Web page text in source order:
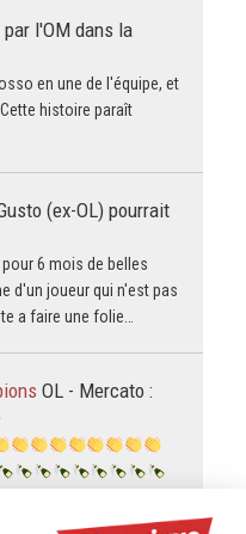
l'OM dans la
en une de l'équipe, et
histoire paraît
(ex-OL) pourrait
6 mois de belles
d'un joueur qui n'est pas
a faire une folie…
OL - Mercato :